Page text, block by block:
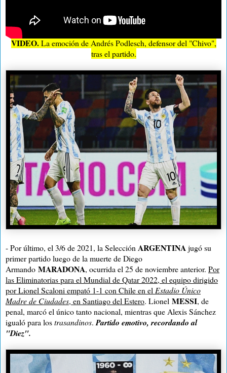
VIDEO.La emoción de Andrés Podlesch, defensor del "Chivo",
tras el partido.
- Por último, el 3/6 de 2021, la Selección ARGENTINAjugó su
primer partido luego de la muerte de Diego
Armando MARADONA, ocurrida el 25 de noviembre anterior. Por
las Eliminatorias para el Mundial de Qatar 2022, el equipo dirigido
por Lionel Scaloni empató 1-1 con Chile en el Estadio Único
Madre de Ciudades, en Santiago del Estero. Lionel MESSI, de
penal, marcó el único tanto nacional, mientras que Alexis Sánchez
igualó para lostrasandinos. Partido emotivo, recordando al
"Diez".